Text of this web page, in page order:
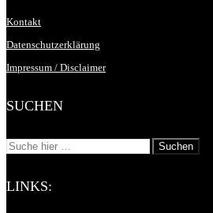
Kontakt
Datenschutzerklärung
Impressum / Disclaimer
SUCHEN
LINKS: